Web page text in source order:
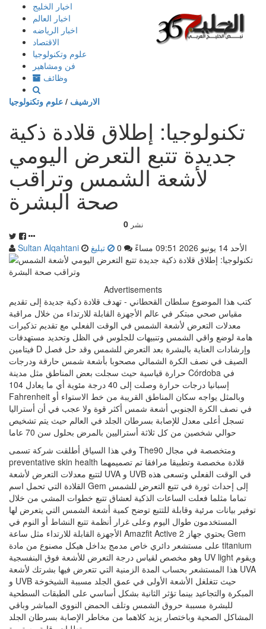
إذهب
المحتوى
اخبار الخليج
اخبار العالم
اخبار الرياضه
الاقتصاد
علوم وتكنولوجيا
فن ومشاهير
وظائف
الارشيف / علوم وتكنولوجيا
تكنولوجيا: إطلاق قلادة ذكية
جديدة تتبع التعرض اليومي
لأشعة الشمس وتراقب
صحة البشرة
0 نشر
Sultan Alqahtani الأحد 14 يونيو 2026 09:51 مساءً تبليغ
Advertisements
كتب هذا الموضوع سلطان القحطاني - تهدف قلادة ذكية جديدة إلى تقديم
مقياس صحي مبتكر في عالم الأجهزة القابلة للارتداء من خلال مراقبة
معدلات التعرض لأشعة الشمس في الوقت الفعلي مع تقديم تذكيرات
هامة لوضع واقي الشمس وتنبيهات للجلوس في الظل وتحديد مستهدفات
فيتامين D وإرشادات العناية بالبشرة بعد التعرض للشمس وقد حل فصل
الصيف في نصف الكرة الشمالي مصحوبا بأشعة شمس حارقة ودرجات
حرارة قياسية حيث سجلت بعض المناطق مثل مدينة Córdoba في
إسبانيا درجات حرارة وصلت إلى 40 درجة مئوية أي ما يعادل 104
Fahrenheit وبالمثل يواجه سكان المناطق القريبة من خط الاستواء أو
في نصف الكرة الجنوبي أشعة شمس أكثر قوة ولا عجب في أن أستراليا
تسجل أعلى معدل للإصابة بسرطان الجلد في العالم حيث يتم تشخيص
حوالي شخصين من كل ثلاثة أستراليين بالمرض بحلول سن 70 عاما
وفي هذا السياق أطلقت شركة تسمى The90 ومتخصصة في مجال
preventative skin health قلادة مخصصة وتطبيقا مرافقا تم تصميمهما
لتتبع معدلات التعرض لأشعة UVA و UVB في الوقت الفعلي وتسعى هذه
القلادة التي تحمل اسم Gem إلى إحداث ثورة في تتبع التعرض للشمس
تماما مثلما فعلت الساعات الذكية لعشاق تتبع خطوات المشي من خلال
توفير بيانات مرئية وقابلة للتتبع توضح كمية أشعة الشمس التي يتعرض لها
المستخدمون طوال اليوم وعلى غرار أنظمة تتبع النشاط أو النوم في
الأجهزة القابلة للارتداء مثل ساعة Amazfit Active 2 يحتوي جهاز Gem
على مستشعر دائري خاص مدمج بداخل هيكل مصنوع من مادة titanium
وهو مخصص لقياس درجة التعرض للأشعة فوق البنفسجية UV light ويقوم
هذا المستشعر بحساب المدة الزمنية التي تتعرض فيها بشرتك لأشعة UVA
و UVB حيث تتغلغل الأشعة الأولى في عمق الجلد مسببة الشيخوخة
المبكرة والتجاعيد بينما تؤثر الثانية بشكل أساسي على الطبقات السطحية
للبشرة مسببة حروق الشمس وتلف الحمض النووي المباشر وباقي
المشاكل الصحية وباختصار يزيد كلاهما من مخاطر الإصابة بسرطان الجلد